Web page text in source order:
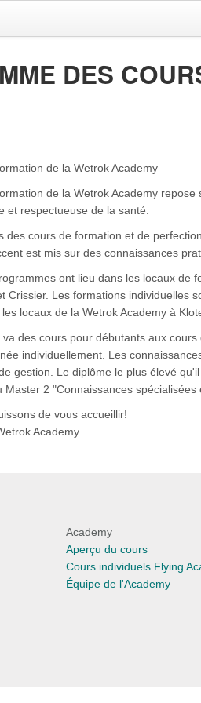
DES
de la Wetrok Academy
de la Wetrok Academy
et respectueuse de la santé.
des cours de formation et de
est mis sur des connaissances
ont lieu dans les locaux de
Crissier. Les formations individuelles
locaux de la Wetrok Academy à
des cours pour débutants aux
individuellement. Les
gestion. Le diplôme le plus élevé
Master 2 "Connaissances spécialisées
de vous accueillir!
Academy
Academy
Aperçu du cours
Cours individuels Flying
Équipe de l'Academy